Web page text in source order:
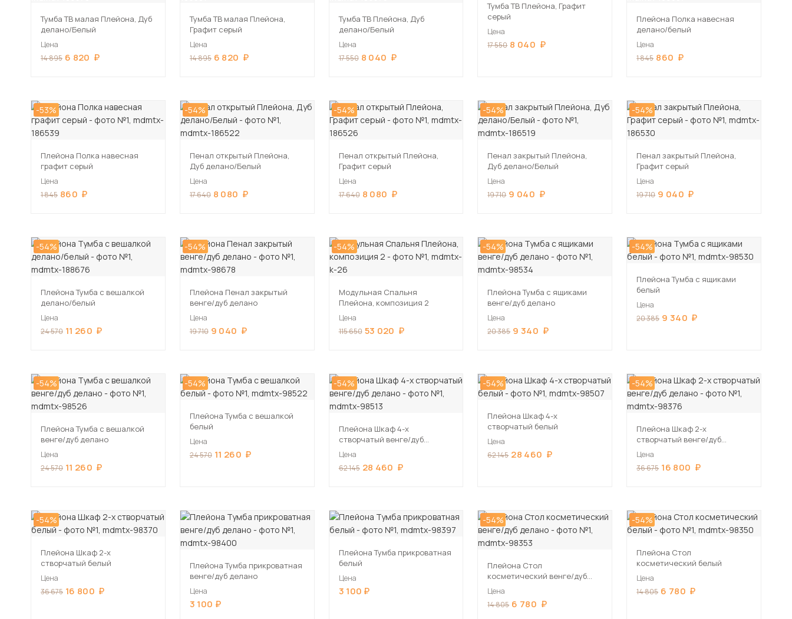
Тумба ТВ малая Плейона, Дуб
делано/Белый
Цена
14 895 6 820
Тумба ТВ малая Плейона,
Графит серый
Цена
14 895 6 820
Тумба ТВ Плейона, Дуб
делано/Белый
Цена
17 550 8 040
Тумба ТВ Плейона, Графит
серый
Цена
17 550 8 040
Плейона Полка навесная
делано/белый
Цена
1 845 860
-53%
Плейона Полка навесная
графит серый
Цена
1 845 860
-54%
Пенал открытый Плейона,
Дуб делано/Белый
Цена
17 640 8 080
-54%
Пенал открытый Плейона,
Графит серый
Цена
17 640 8 080
-54%
Пенал закрытый Плейона,
Дуб делано/Белый
Цена
19 710 9 040
-54%
Пенал закрытый Плейона,
Графит серый
Цена
19 710 9 040
-54%
Плейона Тумба с вешалкой
делано/белый
Цена
24 570 11 260
-54%
Плейона Пенал закрытый
венге/дуб делано
Цена
19 710 9 040
-54%
Модульная Спальня
Плейона, композиция 2
Цена
115 650 53 020
-54%
Плейона Тумба с ящиками
венге/дуб делано
Цена
20 385 9 340
-54%
Плейона Тумба с ящиками
белый
Цена
20 385 9 340
-54%
Плейона Тумба с вешалкой
венге/дуб делано
Цена
24 570 11 260
-54%
Плейона Тумба с вешалкой
белый
Цена
24 570 11 260
-54%
Плейона Шкаф 4-х
створчатый венге/дуб
делано
Цена
62 145 28 460
-54%
Плейона Шкаф 4-х
створчатый белый
Цена
62 145 28 460
-54%
Плейона Шкаф 2-х
створчатый венге/дуб
делано
Цена
36 675 16 800
-54%
Плейона Шкаф 2-х
створчатый белый
Цена
36 675 16 800
Плейона Тумба прикроватная
венге/дуб делано
Цена
3 100
Плейона Тумба прикроватная
белый
Цена
3 100
-54%
Плейона Стол
косметический венге/дуб
делано
Цена
14 805 6 780
-54%
Плейона Стол
косметический белый
Цена
14 805 6 780